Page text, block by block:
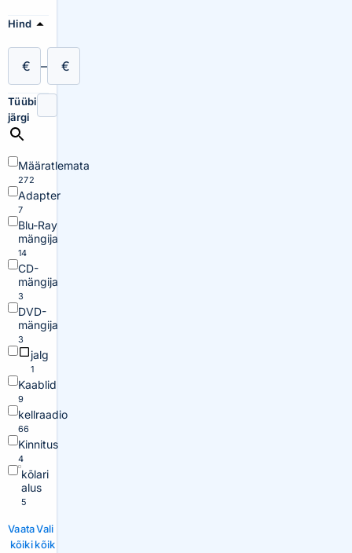
Hind
€ – €
Tüübi
järgi
Määratlemata
272
Adapter
7
Blu-Ray
mängija
14
CD-
mängija
3
DVD-
mängija
3
jalg
1
Kaablid
9
kellraadio
66
Kinnitus
4
kõlari
alus
5
Vaata
kõiki
Vali
kõik